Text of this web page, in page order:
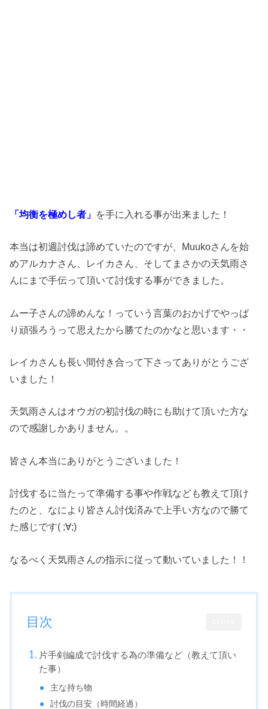
「均衡を極めし者」 を手に入れる事が出来ました！
本当は初週討伐は諦めていたのですが、Muukoさんを始
めアルカナさん、レイカさん、そしてまさかの天気雨さ
んにまで手伝って頂いて討伐する事ができました。
ムー子さんの諦めんな！っていう言葉のおかげでやっぱ
り頑張ろうって思えたから勝てたのかなと思います・・
レイカさんも長い間付き合って下さってありがとうござ
いました！
天気雨さんはオウガの初討伐の時にも助けて頂いた方な
ので感謝しかありません。。
皆さん本当にありがとうございました！
討伐するに当たって準備する事や作戦なども教えて頂け
たのと、なにより皆さん討伐済みで上手い方なので勝て
た感じです( ;∀;)
なるべく天気雨さんの指示に従って動いていました！！
目次
片手剣編成で討伐する為の準備など（教えて頂い
た事）
主な持ち物
討伐の目安（時間経過）